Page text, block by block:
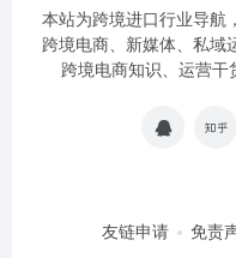
本站为跨境进口行业导航
跨境电商、新媒体、私域
跨境电商知识、运营
友链申请 免责